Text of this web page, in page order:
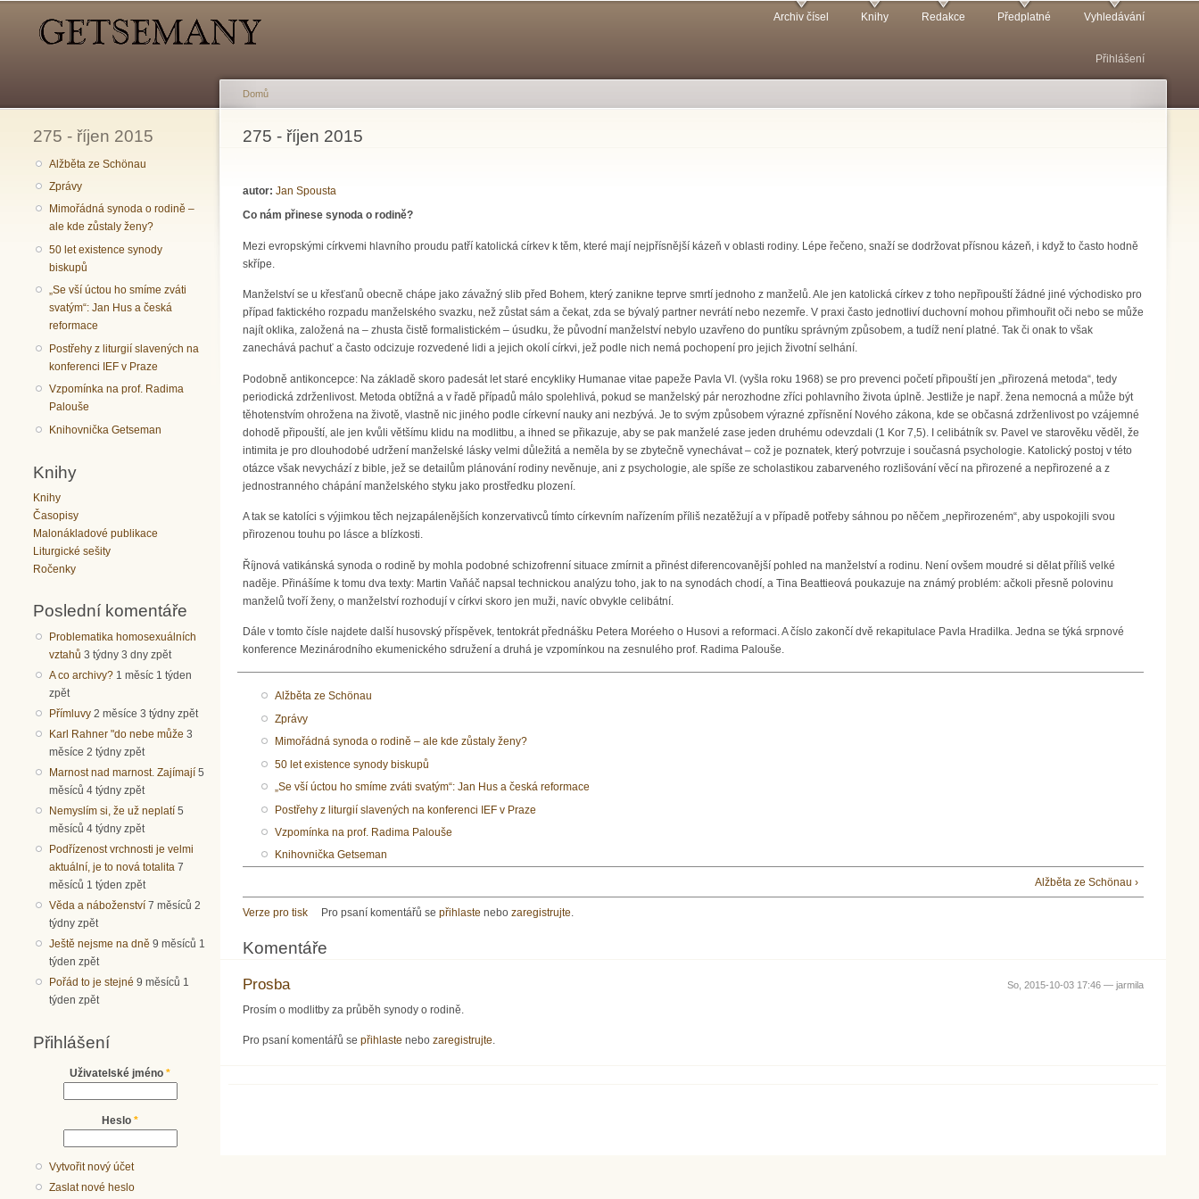
Archiv čísel Knihy Redakce Předplatné Vyhledávání
Přihlášení
275 - říjen 2015
Alžběta ze Schönau
Zprávy
Mimořádná synoda o rodině –
ale kde zůstaly ženy?
50 let existence synody
biskupů
„Se vší úctou ho smíme zváti
svatým“: Jan Hus a česká
reformace
Postřehy z liturgií slavených na
konferenci IEF v Praze
Vzpomínka na prof. Radima
Palouše
Knihovnička Getseman
Knihy
Knihy
Časopisy
Malonákladové publikace
Liturgické sešity
Ročenky
Poslední komentáře
Problematika homosexuálních
vztahů 3 týdny 3 dny zpět
A co archivy? 1 měsíc 1 týden
zpět
Přímluvy 2 měsíce 3 týdny zpět
Karl Rahner "do nebe může 3
měsíce 2 týdny zpět
Marnost nad marnost. Zajímají 5
měsíců 4 týdny zpět
Nemyslím si, že už neplatí 5
měsíců 4 týdny zpět
Podřízenost vrchnosti je velmi
aktuální, je to nová totalita 7
měsíců 1 týden zpět
Věda a náboženství 7 měsíců 2
týdny zpět
Ještě nejsme na dně 9 měsíců 1
týden zpět
Pořád to je stejné 9 měsíců 1
týden zpět
Přihlášení
Uživatelské jméno *
Heslo *
Vytvořit nový účet
Zaslat nové heslo
Jste zde
Domů
275 - říjen 2015
autor: Jan Spousta
Co nám přinese synoda o rodině?
Mezi evropskými církvemi hlavního proudu patří katolická církev k těm, které mají nejpřísnější kázeň v oblasti rodiny. Lépe řečeno, snaží se dodržovat přísnou kázeň, i když to často hodně
skřípe.
Manželství se u křesťanů obecně chápe jako závažný slib před Bohem, který zanikne teprve smrtí jednoho z manželů. Ale jen katolická církev z toho nepřipouští žádné jiné východisko pro
případ faktického rozpadu manželského svazku, než zůstat sám a čekat, zda se bývalý partner nevrátí nebo nezemře. V praxi často jednotliví duchovní mohou přimhouřit oči nebo se může
najít oklika, založená na – zhusta čistě formalistickém – úsudku, že původní manželství nebylo uzavřeno do puntíku správným způsobem, a tudíž není platné. Tak či onak to však
zanechává pachuť a často odcizuje rozvedené lidi a jejich okolí církvi, jež podle nich nemá pochopení pro jejich životní selhání.
Podobně antikoncepce: Na základě skoro padesát let staré encykliky Humanae vitae papeže Pavla VI. (vyšla roku 1968) se pro prevenci početí připouští jen „přirozená metoda“, tedy
periodická zdrženlivost. Metoda obtížná a v řadě případů málo spolehlivá, pokud se manželský pár nerozhodne zříci pohlavního života úplně. Jestliže je např. žena nemocná a může být
těhotenstvím ohrožena na životě, vlastně nic jiného podle církevní nauky ani nezbývá. Je to svým způsobem výrazné zpřísnění Nového zákona, kde se občasná zdrženlivost po vzájemné
dohodě připouští, ale jen kvůli většímu klidu na modlitbu, a ihned se přikazuje, aby se pak manželé zase jeden druhému odevzdali (1 Kor 7,5). I celibátník sv. Pavel ve starověku věděl, že
intimita je pro dlouhodobé udržení manželské lásky velmi důležitá a neměla by se zbytečně vynechávat – což je poznatek, který potvrzuje i současná psychologie. Katolický postoj v této
otázce však nevychází z bible, jež se detailům plánování rodiny nevěnuje, ani z psychologie, ale spíše ze scholastikou zabarveného rozlišování věcí na přirozené a nepřirozené a z
jednostranného chápání manželského styku jako prostředku plození.
A tak se katolíci s výjimkou těch nejzapálenějších konzervativců tímto církevním nařízením příliš nezatěžují a v případě potřeby sáhnou po něčem „nepřirozeném“, aby uspokojili svou
přirozenou touhu po lásce a blízkosti.
Říjnová vatikánská synoda o rodině by mohla podobné schizofrenní situace zmírnit a přinést diferencovanější pohled na manželství a rodinu. Není ovšem moudré si dělat příliš velké
naděje. Přinášíme k tomu dva texty: Martin Vaňáč napsal technickou analýzu toho, jak to na synodách chodí, a Tina Beattieová poukazuje na známý problém: ačkoli přesně polovinu
manželů tvoří ženy, o manželství rozhodují v církvi skoro jen muži, navíc obvykle celibátní.
Dále v tomto čísle najdete další husovský příspěvek, tentokrát přednášku Petera Moréeho o Husovi a reformaci. A číslo zakončí dvě rekapitulace Pavla Hradilka. Jedna se týká srpnové
konference Mezinárodního ekumenického sdružení a druhá je vzpomínkou na zesnulého prof. Radima Palouše.
Alžběta ze Schönau
Zprávy
Mimořádná synoda o rodině – ale kde zůstaly ženy?
50 let existence synody biskupů
„Se vší úctou ho smíme zváti svatým“: Jan Hus a česká reformace
Postřehy z liturgií slavených na konferenci IEF v Praze
Vzpomínka na prof. Radima Palouše
Knihovnička Getseman
Alžběta ze Schönau ›
Verze pro tisk Pro psaní komentářů sepřihlaste nebozaregistrujte.
Komentáře
So, 2015-10-03 17:46 — jarmila
Prosba
Prosím o modlitby za průběh synody o rodině.
Pro psaní komentářů se přihlaste nebo zaregistrujte.